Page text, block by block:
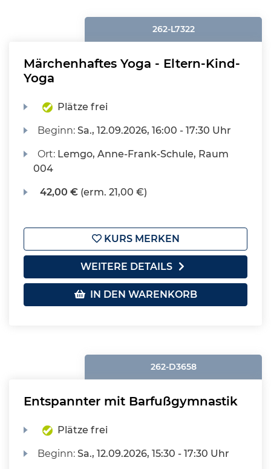
262-L7322
Märchenhaftes Yoga - Eltern-Kind-
Yoga
Plätze frei
Beginn:Sa., 12.09.2026, 16:00 - 17:30 Uhr
Ort: Lemgo, Anne-Frank-Schule, Raum
004
42,00 € (erm. 21,00 €)
KURS MERKEN
WEITERE DETAILS
IN DEN WARENKORB
262-D3658
Entspannter mit Barfußgymnastik
Plätze frei
Beginn:Sa., 12.09.2026, 15:30 - 17:30 Uhr